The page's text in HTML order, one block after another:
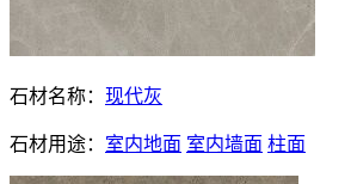
石材名称： 现代灰
石材用途： 室内地面 室内墙面 柱面